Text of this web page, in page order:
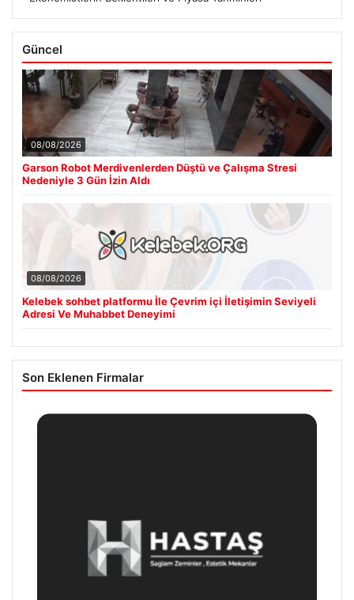
Güncel
08/08/2026
Garson Robot Merdivenlerden Düştü ve Çalışma Stresi
Nedeniyle 3 Gün İzin Aldı
08/08/2026
Kelebek sohbet platformu İle Çevrim içi İletişimin Seviyeli
Adresi Ve Muhabbet Deneyimi
Son Eklenen Firmalar